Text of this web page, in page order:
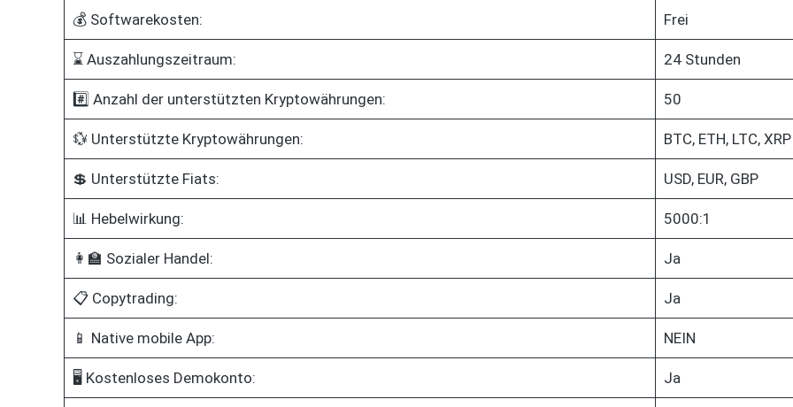
💰 Softwarekosten: Frei
⌛ Auszahlungszeitraum: 24 Stunden
#️⃣ Anzahl der unterstützten Kryptowährungen: 50
💱 Unterstützte Kryptowährungen: BTC, ETH, LTC, XRP
💲 Unterstützte Fiats: USD, EUR, GBP
📊 Hebelwirkung: 5000:1
👩‍🏫 Sozialer Handel: Ja
📋 Copytrading: Ja
📱 Native mobile App: NEIN
🖥️ Kostenloses Demokonto: Ja